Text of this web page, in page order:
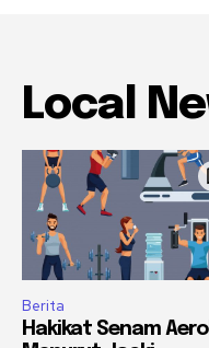
Local
Berita
Hakikat Senam